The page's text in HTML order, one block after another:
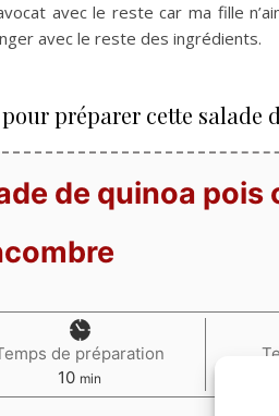
avec le reste car ma fille
avec le reste des ingrédients.
préparer cette
de quinoa pois
de préparation
10minutes
min